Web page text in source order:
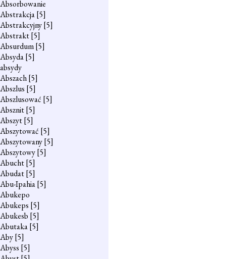
Absorbowanie
Abstrakcja[5]
Abstrakcyjny[5]
Abstrakt[5]
Absurdum[5]
Absyda[5]
absydy
Abszach[5]
Abszlus [5]
Abszlusować [5]
Absznit[5]
Abszyt[5]
Abszytować [5]
Abszytowany[5]
Abszytowy[5]
Abucht[5]
Abudat[5]
Abu-Ipahia[5]
Abukepo
Abukeps [5]
Abukesb [5]
Abutaka[5]
Aby[5]
Abyss [5]